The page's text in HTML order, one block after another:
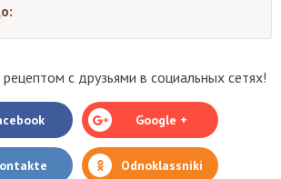
с друзьями в социальных сетях!
Google +
Odnoklassniki